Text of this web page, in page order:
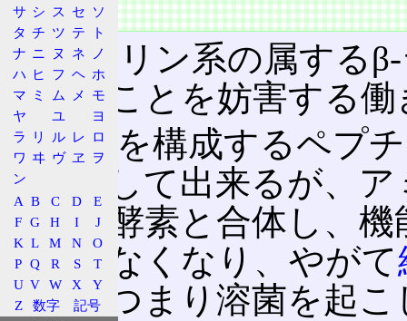
概要
ペニシリン系の属する
を作ることを妨害する
細胞壁を構成するペプ
が合体して出来るが、
リンが酵素と合体し、
が作れなくなり、やがて
に破裂つまり溶菌を起
サ シ ス セ ソ
タ チ ツ テ
ト
ナ ニ ヌ ネ
ノ
ハ ヒ フ ヘ ホ
マ ミ ム メ
モ
ヤ
ユ
ヨ
ラ
リ ル レ ロ
ワ ヰ ヴ ヱ
ヲ
ン
A B C D
E
F G H I
J
K L M N
O
P Q R S
T
U V W X
Y
Z
数字 記号